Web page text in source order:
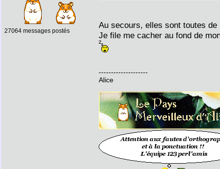
27064 messages postés
Au secours, elles sont toutes
Je file me cacher au fond de
--------------------
Alice